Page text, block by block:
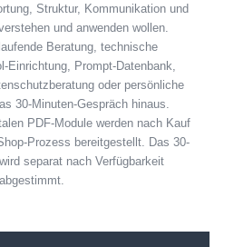
Struktur, Kommunikation und
und anwenden wollen.
laufende Beratung, technische
Einrichtung, Prompt-Datenbank,
oder persönliche
30-Minuten-Gespräch hinaus.
PDF-Module werden nach Kauf
Prozess bereitgestellt. Das 30-
separat nach Verfügbarkeit
abgestimmt.